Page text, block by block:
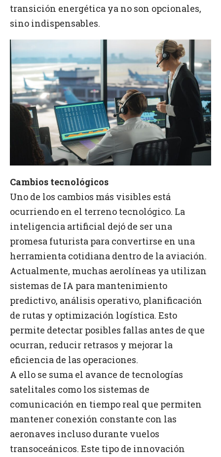
transición energética ya no son opcionales,
sino indispensables.
Cambios tecnológicos
Uno de los cambios más visibles está
ocurriendo en el terreno tecnológico. La
inteligencia artificial dejó de ser una
promesa futurista para convertirse en una
herramienta cotidiana dentro de la aviación.
Actualmente, muchas aerolíneas ya utilizan
sistemas de IA para mantenimiento
predictivo, análisis operativo, planificación
de rutas y optimización logística. Esto
permite detectar posibles fallas antes de que
ocurran, reducir retrasos y mejorar la
eficiencia de las operaciones.
A ello se suma el avance de tecnologías
satelitales como los sistemas de
comunicación en tiempo real que permiten
mantener conexión constante con las
aeronaves incluso durante vuelos
transoceánicos. Este tipo de innovación